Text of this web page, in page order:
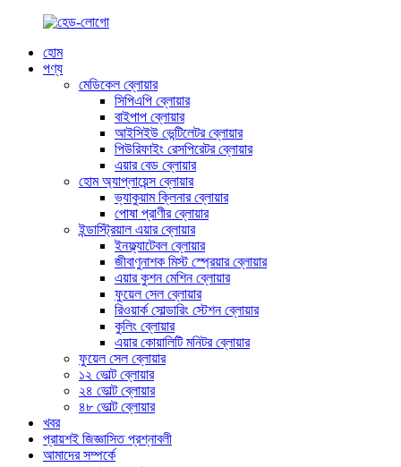
হোম
পণ্য
মেডিকেল ব্লোয়ার
সিপিএপি ব্লোয়ার
বাইপাপ ব্লোয়ার
আইসিইউ ভেন্টিলেটর ব্লোয়ার
পিউরিফাইং রেসপিরেটর ব্লোয়ার
এয়ার বেড ব্লোয়ার
হোম অ্যাপ্লায়েন্স ব্লোয়ার
ভ্যাকুয়াম ক্লিনার ব্লোয়ার
পোষা প্রাণীর ব্লোয়ার
ইন্ডাস্ট্রিয়াল এয়ার ব্লোয়ার
ইনফ্ল্যাটেবল ব্লোয়ার
জীবাণুনাশক মিস্ট স্প্রেয়ার ব্লোয়ার
এয়ার কুশন মেশিন ব্লোয়ার
ফুয়েল সেল ব্লোয়ার
রিওয়ার্ক সোল্ডারিং স্টেশন ব্লোয়ার
কুলিং ব্লোয়ার
এয়ার কোয়ালিটি মনিটর ব্লোয়ার
ফুয়েল সেল ব্লোয়ার
১২ ভোল্ট ব্লোয়ার
২৪ ভোল্ট ব্লোয়ার
৪৮ ভোল্ট ব্লোয়ার
খবর
প্রায়শই জিজ্ঞাসিত প্রশ্নাবলী
আমাদের সম্পর্কে